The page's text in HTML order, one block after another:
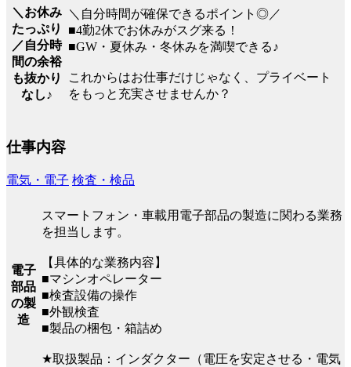
＼お休み
たっぷり
／自分時
間の余裕
も抜かり
なし♪
＼自分時間が確保できるポイント◎／
■4勤2休でお休みがスグ来る！
■GW・夏休み・冬休みを満喫できる♪
これからはお仕事だけじゃなく、プライベート
をもっと充実させませんか？
仕事内容
電気・電子 検査・検品
電子
部品
の製
造
スマートフォン・車載用電子部品の製造に関わる業務
を担当します。
【具体的な業務内容】
■マシンオペレーター
■検査設備の操作
■外観検査
■製品の梱包・箱詰め
★取扱製品：インダクター（電圧を安定させる・電気